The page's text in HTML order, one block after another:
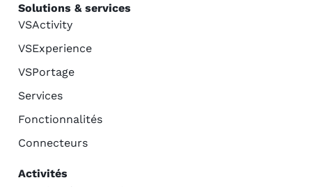
Solutions & services
VSActivity
VSExperience
VSPortage
Services
Fonctionnalités
Connecteurs
Activités